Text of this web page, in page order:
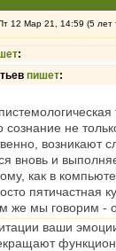
12 Мар 21, 14:59 (5 лет
:
пишет:
сознание не
возникают
вновь и
как в
пятичастная
же мы говорим -
ваши